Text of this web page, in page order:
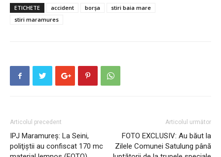
ETICHETE accident borșa
stiri baia mare
stiri maramures
Articolul precedent
IPJ Maramureș: La Seini,
poliţiştii au confiscat 170 mc
Articolul următor
FOTO EXCLUSIV: Au băut la
Zilele Comunei Satulung până